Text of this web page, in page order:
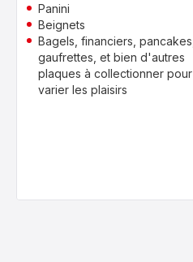
Panini
Beignets
Bagels, financiers, pancakes,
gaufrettes, et bien d'autres
plaques à collectionner pour
varier les plaisirs